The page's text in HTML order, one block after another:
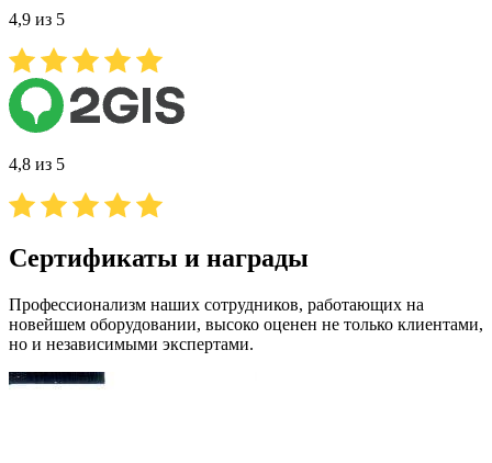
4,9 из 5
4,8 из 5
Сертификаты и награды
Профессионализм наших сотрудников, работающих на
новейшем оборудовании, высоко оценен не только клиентами,
но и независимыми экспертами.